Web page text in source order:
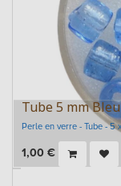
Tube 5 mm Bleu
Perle en verre - Tube - 5
1,00 €